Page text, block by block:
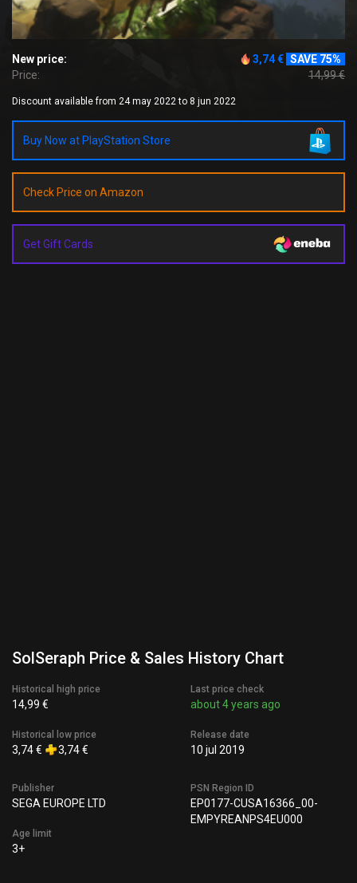
New price: 3,74 € SAVE 75%
Price:
14,99 €
Discount available from 24 may 2022 to 8 jun 2022
Buy Now at PlayStation Store
Check Price on Amazon
Get Gift Cards
SolSeraph Price & Sales History Chart
Historical high price
14,99 €
Historical low price
3,74 € 3,74 €
Last price check
about 4 years ago
Release date
10 jul 2019
Publisher
SEGA EUROPE LTD
Age limit
3+
PSN Region ID
EP0177-CUSA16366_00-
EMPYREANPS4EU000